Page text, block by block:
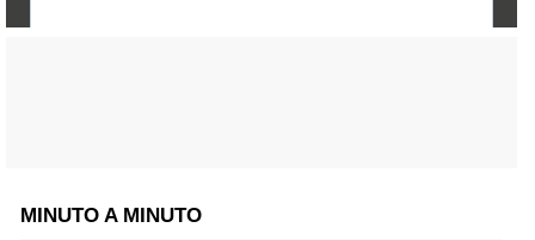
MINUTO A MINUTO